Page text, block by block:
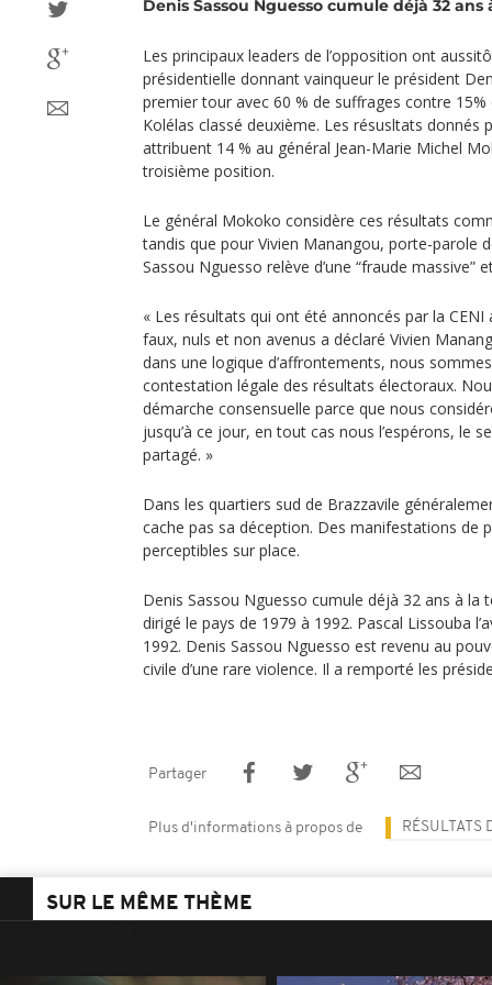
Denis Sassou Nguesso cumule déjà 32
Les principaux leaders de l’opposition ont
présidentielle donnant vainqueur le président
premier tour avec 60 % de suffrages contre
Kolélas classé deuxième. Les résusltats donnés
attribuent 14 % au général Jean-Marie Michel
troisième position.
Le général Mokoko considère ces résultats
tandis que pour Vivien Manangou, porte-parole
Sassou Nguesso relève d’une “fraude massive”
« Les résultats qui ont été annoncés par la CENI
faux, nuls et non avenus a déclaré Vivien
dans une logique d’affrontements, nous
contestation légale des résultats électoraux.
démarche consensuelle parce que nous
jusqu’à ce jour, en tout cas nous l’espérons, le
partagé. »
Dans les quartiers sud de Brazzavile
cache pas sa déception. Des manifestations de
perceptibles sur place.
Denis Sassou Nguesso cumule déjà 32 ans à la
dirigé le pays de 1979 à 1992. Pascal Lissouba
1992. Denis Sassou Nguesso est revenu au
civile d’une rare violence. Il a remporté les
Partager
Plus d'informations à propos de RÉSULTATS
SUR LE MÊME THÈME